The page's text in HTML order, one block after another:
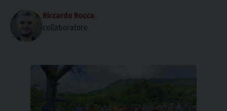
Riccardo Rocca
collaboratore